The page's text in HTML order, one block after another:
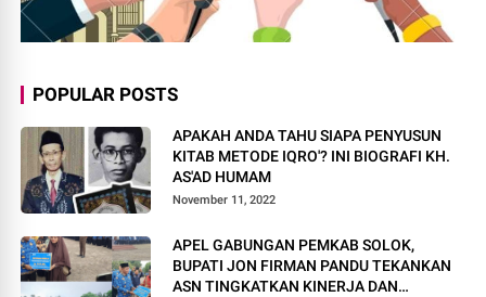
POPULAR POSTS
APAKAH ANDA TAHU SIAPA PENYUSUN
KITAB METODE IQRO'? INI BIOGRAFI KH.
AS'AD HUMAM
November 11, 2022
APEL GABUNGAN PEMKAB SOLOK,
BUPATI JON FIRMAN PANDU TEKANKAN
ASN TINGKATKAN KINERJA DAN